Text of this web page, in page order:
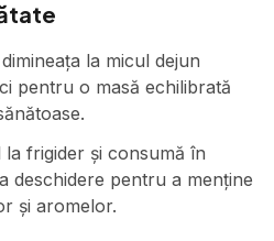
la micul dejun
pentru o masă echilibrată
frigider și consumă în
deschidere pentru a menține
și aromelor.